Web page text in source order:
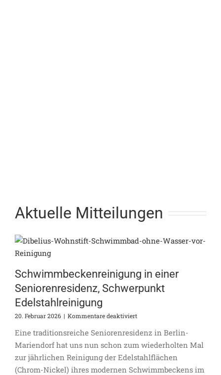
Aktuelle Mitteilungen
Schwimmbeckenreinigung in einer
Seniorenresidenz, Schwerpunkt
Edelstahlreinigung
20. Februar 2026 | Kommentare deaktiviertfür
in
einer
Schwerpunkt
Edelstahlreinigung
Eine traditionsreiche Seniorenresidenz in Berlin-
Mariendorf hat uns nun schon zum wiederholten Mal
zur jährlichen Reinigung der Edelstahlflächen
(Chrom-Nickel) ihres modernen Schwimmbeckens im